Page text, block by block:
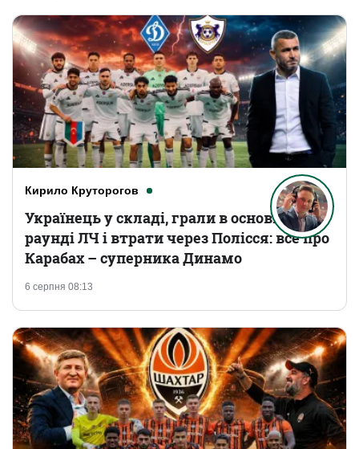
Кирило Круторогов
6 серпня 08:13
Українець у складі, грали в основному
раунді ЛЧ і втрати через Полісся: все про
Карабах – суперника Динамо